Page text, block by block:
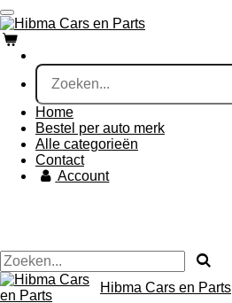
Ga
direct
naar
de
hoofdinhoud
Home
Bestel per auto merk
Alle categorieën
Contact
Account
Hibma Cars en Parts